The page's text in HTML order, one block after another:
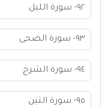
٩٢- سورة الليل
٩٣- سورة الضحى
٩٤- سورة الشرح
٩٥- سورة التين